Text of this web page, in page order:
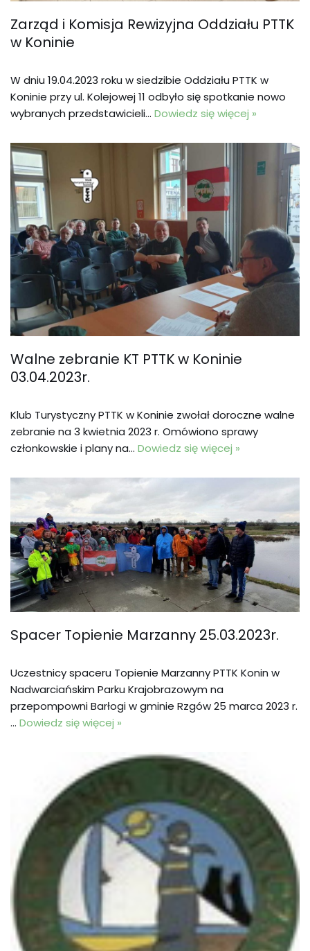
Zarząd i Komisja Rewizyjna Oddziału PTTK
w Koninie
W dniu 19.04.2023 roku w siedzibie Oddziału PTTK w
Koninie przy ul. Kolejowej 11 odbyło się spotkanie nowo
wybranych przedstawicieli… Dowiedz się więcej »
Walne zebranie KT PTTK w Koninie
03.04.2023r.
Klub Turystyczny PTTK w Koninie zwołał doroczne walne
zebranie na 3 kwietnia 2023 r. Omówiono sprawy
członkowskie i plany na… Dowiedz się więcej »
Spacer Topienie Marzanny 25.03.2023r.
Uczestnicy spaceru Topienie Marzanny PTTK Konin w
Nadwarciańskim Parku Krajobrazowym na
przepompowni Barłogi w gminie Rzgów 25 marca 2023 r.
… Dowiedz się więcej »